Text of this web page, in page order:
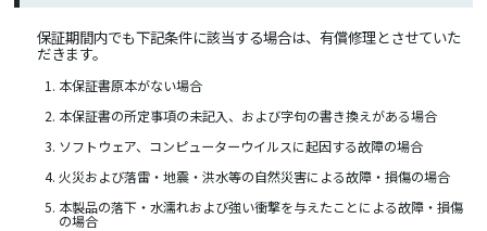
保証期間内でも下記条件に該当する場合は、有償修理とさせていた
だきます。
本保証書原本がない場合
本保証書の所定事項の未記入、および字句の書き換えがある場合
ソフトウェア、コンピューターウイルスに起因する故障の場合
火災および落雷・地震・洪水等の自然災害による故障・損傷の場合
本製品の落下・水濡れおよび強い衝撃を与えたことによる故障・損傷
の場合